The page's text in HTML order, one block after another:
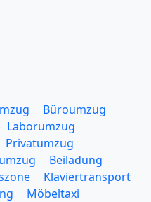
Büroumzug
Laborumzug
Privatumzug
Beiladung
Klaviertransport
Möbeltaxi